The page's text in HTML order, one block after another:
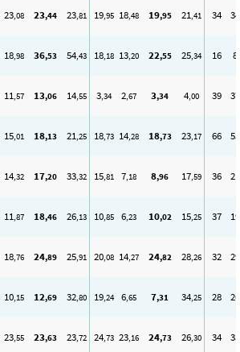
23,08 23,44 23,81 19,95 18,48 19,95 21,41 34 34
18,98 36,53 54,43 18,18 13,20 22,55 25,34 16 8
11,57 13,06 14,55 3,34 2,67 3,34 4,00 39 37
15,01 18,13 21,25 18,73 14,28 18,73 23,17 66 55
14,32 17,20 33,32 15,81 7,18 8,96 17,59 36 21
11,87 18,46 26,13 10,85 6,23 10,02 15,25 37 19
18,76 24,89 25,91 20,08 14,27 24,82 28,26 32 29
10,15 12,69 32,80 19,24 6,65 7,31 34,25 28 26
23,55 23,63 23,72 24,73 23,16 24,73 26,30 34 33